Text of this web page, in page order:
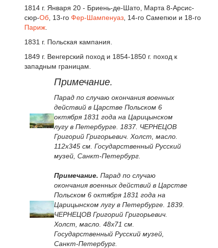
1814 г. Января 20 - Бриень-де-Шато, Марта 8-Арсис-
сюр-Об, 13-го Фер-Шампенуаз, 14-го Самепюи и 18-го
Париж.
1831 г. Польская кампания.
1849 г. Венгерский поход и 1854-1850 г. поход к
западным границам.
Примечание.
Парад по случаю окончания военных
действий в Царстве Польском 6
октября 1831 года на Царицынском
лугу в Петербурге. 1837. ЧЕРНЕЦОВ
Григорий Григорьевич. Холст, масло.
112x345 см. Государственный Русский
музей, Санкт-Петербург.
Примечание. Парад по случаю
окончания военных действий в Царстве
Польском 6 октября 1831 года на
Царицынском лугу в Петербурге. 1839.
ЧЕРНЕЦОВ Григорий Григорьевич.
Холст, масло. 48x71 см.
Государственный Русский музей,
Санкт-Петербург.